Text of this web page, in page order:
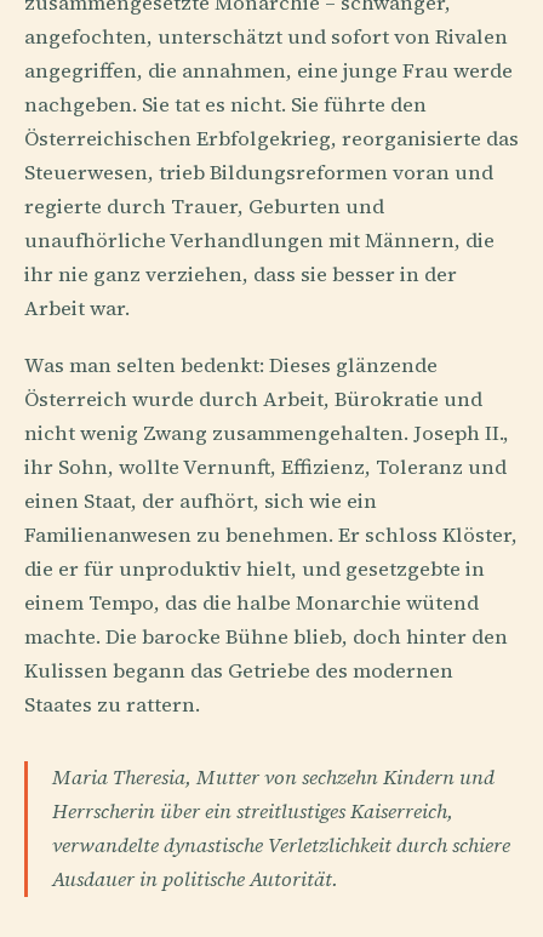
angefochten, unterschätzt und sofort von Rivalen
angegriffen, die annahmen, eine junge Frau werde
nachgeben. Sie tat es nicht. Sie führte den
Österreichischen Erbfolgekrieg, reorganisierte das
Steuerwesen, trieb Bildungsreformen voran und
regierte durch Trauer, Geburten und
unaufhörliche Verhandlungen mit Männern, die
ihr nie ganz verziehen, dass sie besser in der
Arbeit war.
Was man selten bedenkt: Dieses glänzende
Österreich wurde durch Arbeit, Bürokratie und
nicht wenig Zwang zusammengehalten. Joseph II.,
ihr Sohn, wollte Vernunft, Effizienz, Toleranz und
einen Staat, der aufhört, sich wie ein
Familienanwesen zu benehmen. Er schloss Klöster,
die er für unproduktiv hielt, und gesetzgebte in
einem Tempo, das die halbe Monarchie wütend
machte. Die barocke Bühne blieb, doch hinter den
Kulissen begann das Getriebe des modernen
Staates zu rattern.
Maria Theresia, Mutter von sechzehn Kindern und
Herrscherin über ein streitlustiges Kaiserreich,
verwandelte dynastische Verletzlichkeit durch schiere
Ausdauer in politische Autorität.